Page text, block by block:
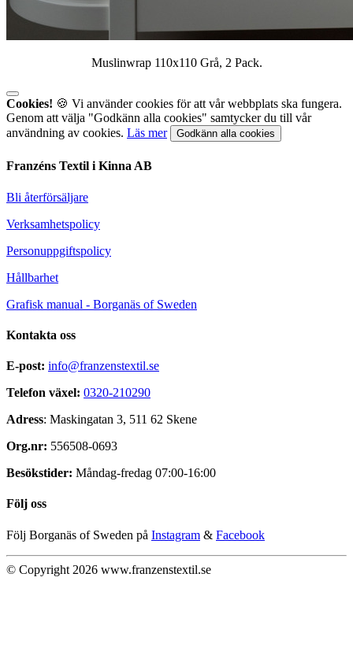
Muslinwrap 110x110 Grå, 2 Pack.
Cookies! 🍪 Vi använder cookies för att vår webbplats ska fungera.
Genom att välja "Godkänn alla cookies" samtycker du till vår
användning av cookies. Läs mer Godkänn alla cookies
Franzéns Textil i Kinna AB
Bli återförsäljare
Verksamhetspolicy
Personuppgiftspolicy
Hållbarhet
Grafisk manual - Borganäs of Sweden
Kontakta oss
E-post: info@franzenstextil.se
Telefon växel: 0320-210290
Adress: Maskingatan 3, 511 62 Skene
Org.nr: 556508-0693
Besökstider: Måndag-fredag 07:00-16:00
Följ oss
Följ Borganäs of Sweden på Instagram & Facebook
© Copyright 2026 www.franzenstextil.se